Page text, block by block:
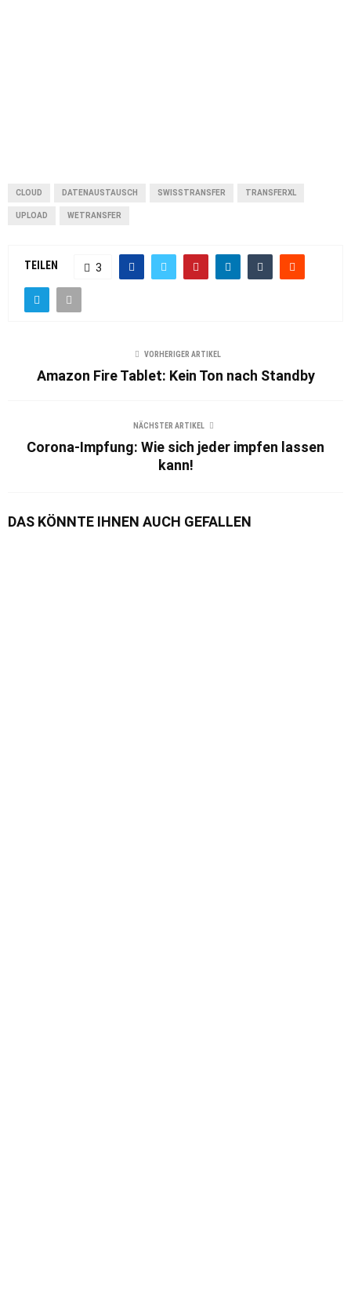
CLOUD DATENAUSTAUSCH SWISSTRANSFER TRANSFERXL
UPLOAD WETRANSFER
TEILEN 3
VORHERIGER ARTIKEL
Amazon Fire Tablet: Kein Ton nach Standby
NÄCHSTER ARTIKEL
Corona-Impfung: Wie sich jeder impfen lassen
kann!
DAS KÖNNTE IHNEN AUCH GEFALLEN